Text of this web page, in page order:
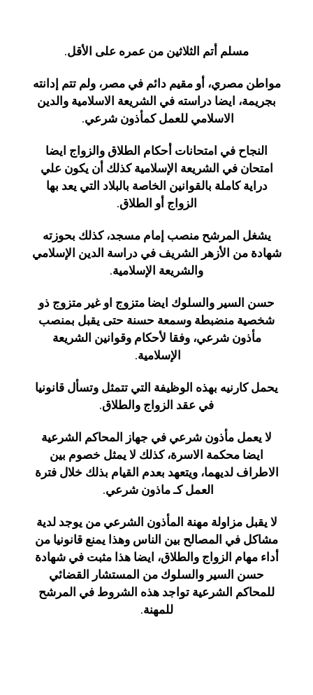
مسلم أتم الثلاثين من عمره على الأقل.
مواطن مصري، أو مقيم دائم في مصر، ولم تتم إدانته
بجريمة، ايضا دراسته في الشريعة الاسلامية والدين
الاسلامي للعمل كمأذون شرعي.
النجاح في امتحانات أحكام الطلاق والزواج ايضا
امتحان في الشريعة الإسلامية كذلك أن يكون علي
دراية كاملة بالقوانين الخاصة بالبلاد التي يعد بها
الزواج أو الطلاق.
يشغل المرشح منصب إمام مسجد، كذلك بحوزته
شهادة من الأزهر الشريف في دراسة الدين الإسلامي
والشريعة الإسلامية.
حسن السير والسلوك ايضا متزوج او غير متزوج ذو
شخصية منضبطة وسمعة حسنة حتى يقبل بمنصب
مأذون شرعي، وفقا لأحكام وقوانين الشريعة
الإسلامية.
يحمل كارنيه بهذه الوظيفة التي تتمثل وتسأل قانونيا
في عقد الزواج والطلاق.
لا يعمل مأذون شرعي في جهاز المحاكم الشرعية
ايضا محكمة الاسرة، كذلك لا يمثل خصوم بين
الاطراف لديهما، ويتعهد بعدم القيام بذلك خلال فترة
العمل كـ ماذون شرعي.
لا يقبل مزاولة مهنة المأذون الشرعي من يوجد لدية
مشاكل في المصالح بين الناس وهذا يمنع قانونيا من
أداء مهام الزواج والطلاق، ايضا هذا مثبت في شهادة
حسن السير والسلوك من المستشار القضائي
للمحاكم الشرعية تواجد هذه الشروط في المرشح
للمهنة.